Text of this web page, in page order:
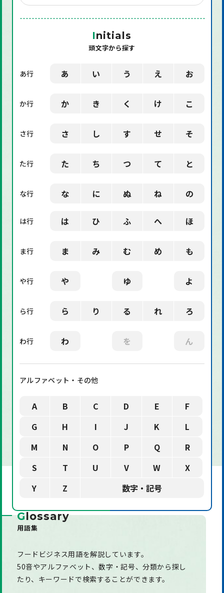
「店舗備品」に関する用語
「環境」に関する用語
「業界用語」に関する用語
Initials
頭文字から探す
あ行 あ い う え お
か行 か き く け こ
さ行 さ し す せ そ
た行 た ち つ て と
な行 な に ぬ ね の
は行 は ひ ふ へ ほ
ま行 ま み む め も
や行 や ゆ よ
ら行 ら り る れ ろ
わ行 わ を ん
アルファベット・その他
A B C D E
F
G
H I J K
L
M
N O P Q
R
S
T U V W
X
Y
Z 数字・記号
Glossary
用語集
フードビジネス用語を解説しています。
50音やアルファベット、数字・記号、分類から探し
たり、 キーワードで検索することができます。